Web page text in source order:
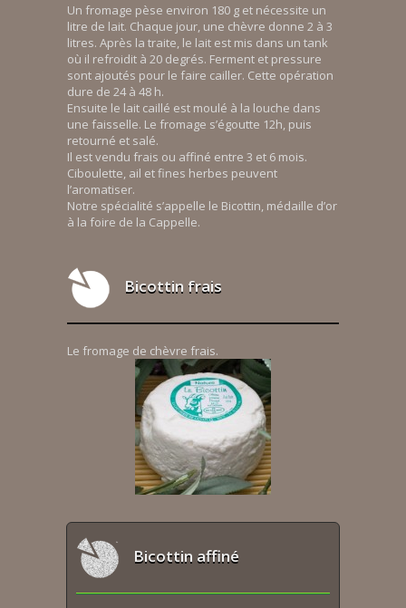
Un fromage pèse environ 180 g et nécessite un
litre de lait. Chaque jour, une chèvre donne 2 à 3
litres. Après la traite, le lait est mis dans un tank
où il refroidit à 20 degrés. Ferment et pressure
sont ajoutés pour le faire cailler. Cette opération
dure de 24 à 48 h.
Ensuite le lait caillé est moulé à la louche dans
une faisselle. Le fromage s’égoutte 12h, puis
retourné et salé.
Il est vendu frais ou affiné entre 3 et 6 mois.
Ciboulette, ail et fines herbes peuvent
l’aromatiser.
Notre spécialité s’appelle le Bicottin, médaille d’or
à la foire de la Cappelle.
Bicottin frais
Le fromage de chèvre frais.
Bicottin affiné